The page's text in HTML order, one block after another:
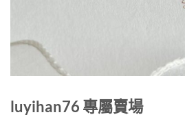
luyihan76 專屬賣場